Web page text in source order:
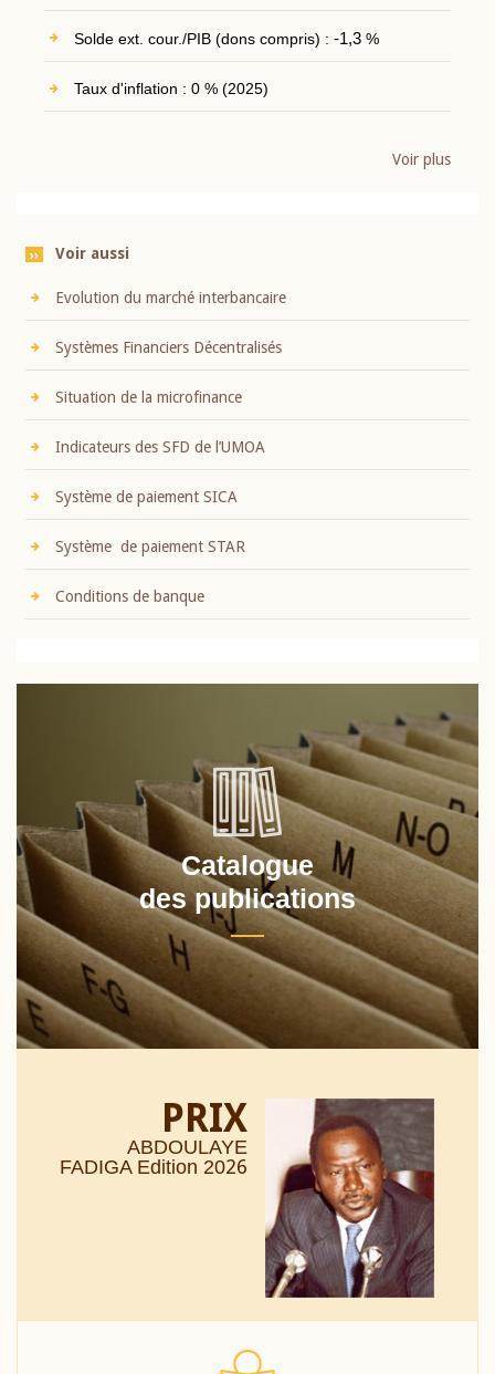
Solde ext. cour./PIB (dons compris) : -1,3%
Taux d'inflation : 0 % (2025)
Voir plus
Voir aussi
Evolution du marché interbancaire
Systèmes Financiers Décentralisés
Situation de la microfinance
Indicateurs des SFD de l’UMOA
Système de paiement SICA
Système de paiement STAR
Conditions de banque
Catalogue
des publications
PRIX
ABDOULAYE
FADIGA Edition 2026